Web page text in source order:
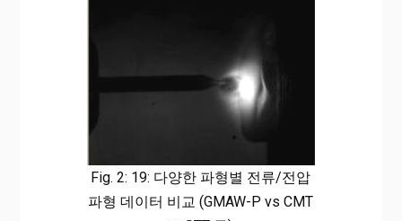
Fig. 2: 19: 다양한 파형별 전류/전압
파형 데이터 비교 (GMAW-P vs CMT